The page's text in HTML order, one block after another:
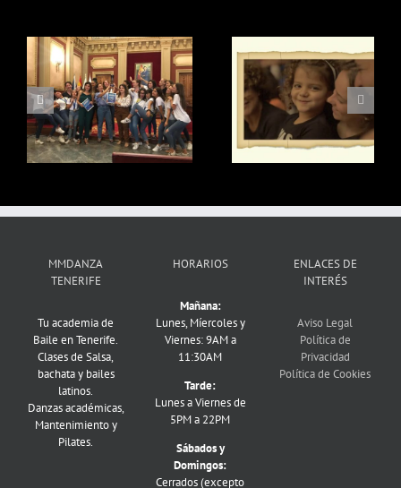
Nikas – Rock Da House
Canarias 2019
MMDANZA
TENERIFE
Tu academia de
Baile en Tenerife.
Clases de Salsa,
bachata y bailes
latinos.
Danzas académicas,
Mantenimiento y
Pilates.
HORARIOS
Mañana:
Lunes, Míercoles y
Viernes: 9AM a
11:30AM
Tarde:
Lunes a Viernes de
5PM a 22PM
Sábados y
Domingos:
Cerrados (excepto
ENLACES DE
INTERÉS
Aviso Legal
Política de
Privacidad
Política de Cookies